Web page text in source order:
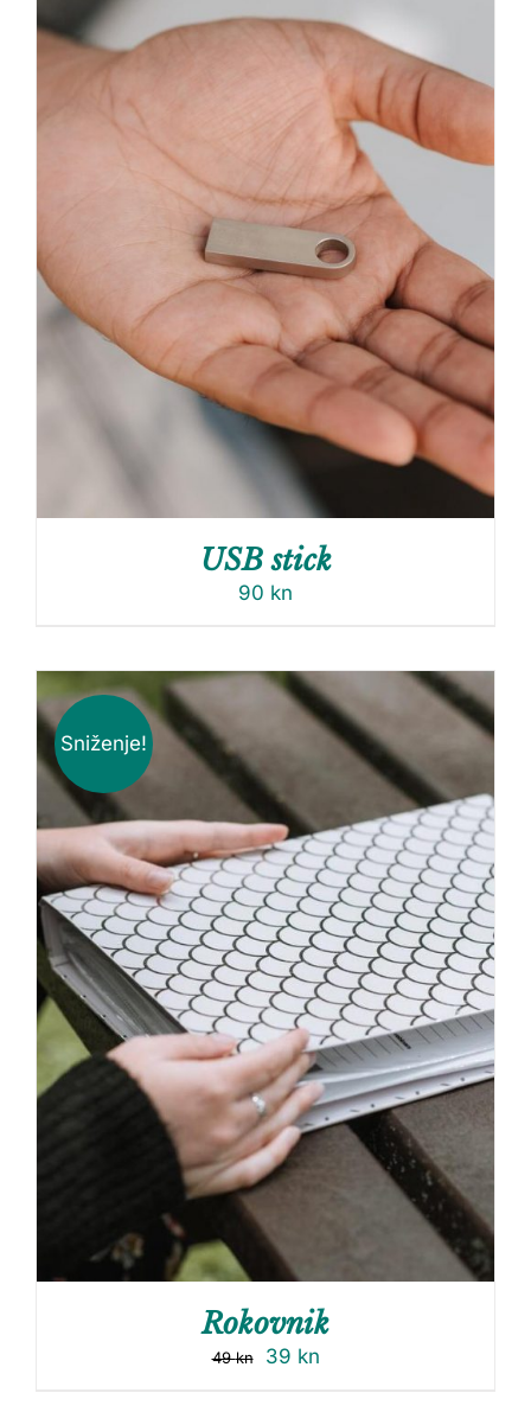
USB stick
90 kn
Sniženje!
Rokovnik
49kn 39 kn